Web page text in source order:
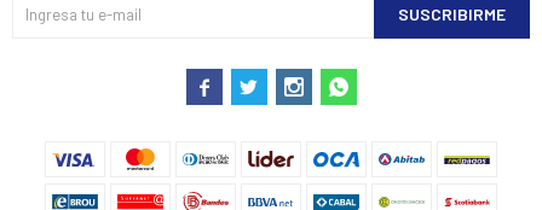
SUSCRIBIRME
   